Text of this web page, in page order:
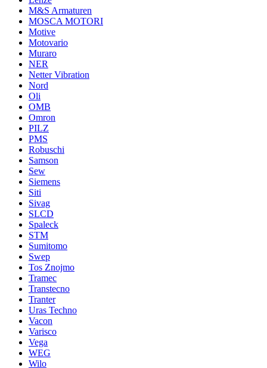
M&S Armaturen
MOSCA MOTORI
Motive
Motovario
Muraro
NER
Netter Vibration
Nord
Oli
OMB
Omron
PILZ
PMS
Robuschi
Samson
Sew
Siemens
Siti
Sivag
SLCD
Spaleck
STM
Sumitomo
Swep
Tos Znojmo
Tramec
Transtecno
Tranter
Uras Techno
Vacon
Varisco
Vega
WEG
Wilo